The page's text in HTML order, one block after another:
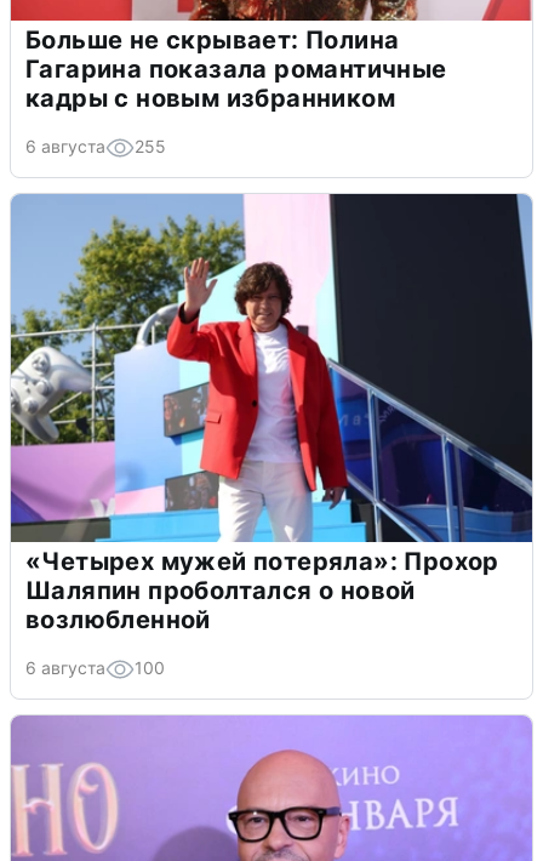
Больше не скрывает: Полина
Гагарина показала романтичные
кадры с новым избранником
6 августа 255
«Четырех мужей потеряла»: Прохор
Шаляпин проболтался о новой
возлюбленной
6 августа 100